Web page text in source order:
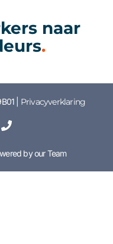
naar
.
| Privacyverklaring
by our Team